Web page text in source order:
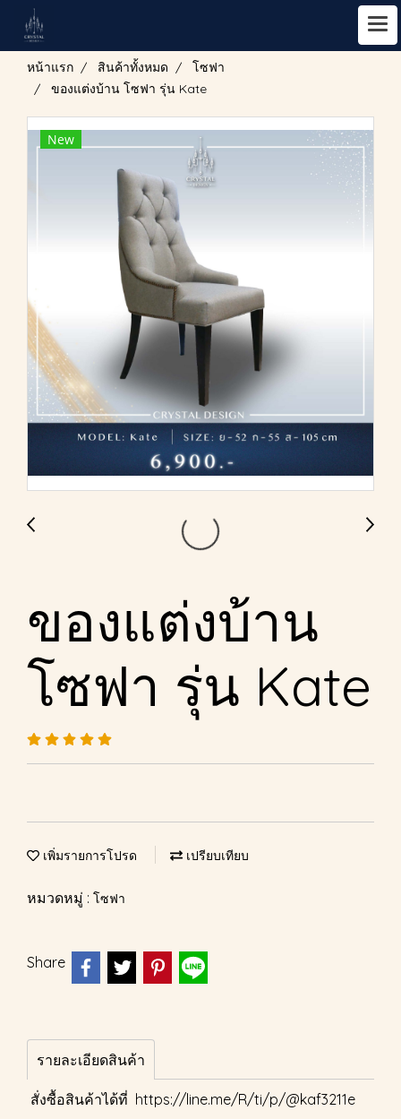
หน้าแรก สินค้าทั้งหมด
โซฟา
ของแต่งบ้าน โซฟา รุ่น Kate
New
ของแต่งบ้าน
โซฟา รุ่น Kate
เพิ่มรายการโปรด เปรียบเทียบ
หมวดหมู่ : โซฟา
Share
รายละเอียดสินค้า
สั่งซื้อสินค้าได้ที่ https://line.me/R/ti/p/@kaf3211e